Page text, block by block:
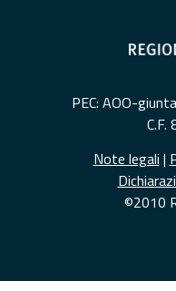
PEC: AOO-
Note legali |
©2010